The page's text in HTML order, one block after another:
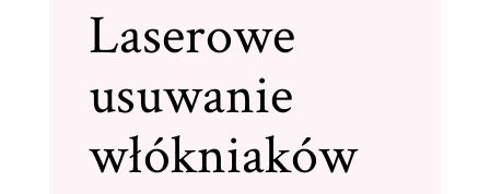
Laserowe
usuwanie
włókniaków